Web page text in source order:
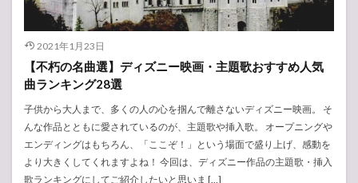
2021年1月23日
【不朽の名曲選】ディズニー映画・主題歌おすすめ人気
曲ランキング28選
子供から大人まで、多くの人の心を掴んで離さないディズニー映画。 そ
んな作品とともに愛されているのが、主題歌や挿入歌。 オープニングや
エンディングはもちろん、「ここぞ！」という場面で盛り上げ、感動を
より大きくしてくれますよね！ 今回は、ディズニー作品の主題歌・挿入
歌ランキングにしてご紹介したいと思いま […]